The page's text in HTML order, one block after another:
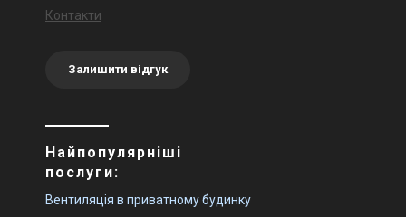
Контакти
Залишити відгук
Найпопулярніші
послуги:
Вентиляція в приватному будинку